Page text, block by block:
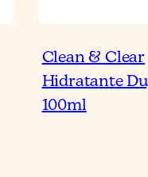
Clean & Clear
Hidratante
100ml